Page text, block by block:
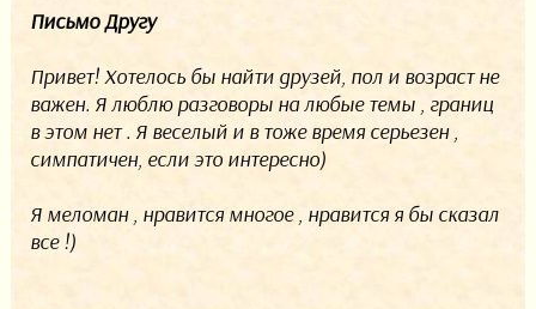
Письмо Другу
Привет! Хотелось бы найти друзей, пол и возраст не
важен. Я люблю разговоры на любые темы , границ
в этом нет . Я веселый и в тоже время серьезен ,
симпатичен, если это интересно)
Я меломан , нравится многое , нравится я бы сказал
все !)